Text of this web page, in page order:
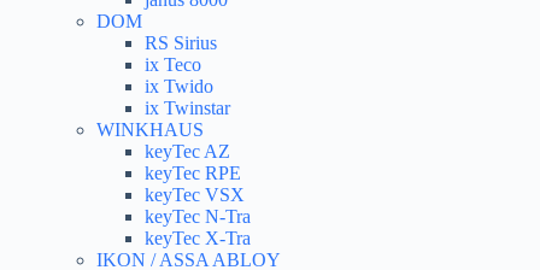
DOM
RS Sirius
ix Teco
ix Twido
ix Twinstar
WINKHAUS
keyTec AZ
keyTec RPE
keyTec VSX
keyTec N-Tra
keyTec X-Tra
IKON / ASSA ABLOY